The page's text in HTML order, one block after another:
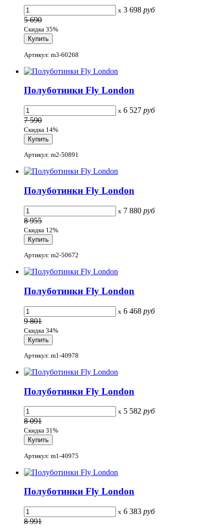
x 3 698 руб
5 690
Скидка 35%
Артикул: m3-60268
Полуботинки Fly London
x 6 527 руб
7 590
Скидка 14%
Артикул: m2-50891
Полуботинки Fly London
x 7 880 руб
8 955
Скидка 12%
Артикул: m2-50672
Полуботинки Fly London
x 6 468 руб
9 801
Скидка 34%
Артикул: m1-40978
Полуботинки Fly London
x 5 582 руб
8 091
Скидка 31%
Артикул: m1-40975
Полуботинки Fly London
x 6 383 руб
8 991